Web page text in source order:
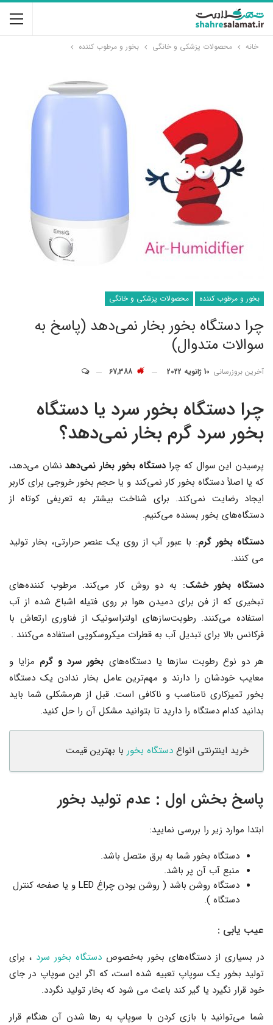
خانه محصولات پزشکی و خانگی بخور و مرطوب کننده
بخور و مرطوب کننده محصولات پزشکی و خانگی
چرا دستگاه بخور بخار نمی‌دهد (پاسخ به
سوالات متدوال)
آخرین بروزرسانی 10 ژانویه 2022 67,388
چرا دستگاه بخور سرد یا دستگاه
بخور سرد گرم بخار نمی‌دهد؟
پرسیدن این سوال که چرادستگاه بخور بخار نمی‌دهدنشان می‌دهد،
که یا اصلاً دستگاه بخور کار نمی‌کند و یا حجم بخور خروجی برای کاربر
ایجاد رضایت نمی‌کند. برای شناخت بیشتر به تعریفی کوتاه از
دستگاه‌های بخور بسنده می‌کنیم.
دستگاه بخور گرم: با عبور آب از روی یک عنصر حرارتی، بخار تولید
می کنند.
دستگاه بخور خشک: به دو روش کار می‌کند. مرطوب کننده‌های
تبخیری که از فن برای دمیدن هوا بر روی فتیله اشباع شده از آب
استفاده می‌کنند. رطوبت‌سازهای اولتراسونیک از فناوری ارتعاش با
فرکانس بالا برای تبدیل آب به قطرات میکروسکوپی استفاده می‌کنند .
هر دو نوع رطوبت‌ سازها یا دستگاه‌های بخور سرد و گرم مزایا و
معایب خودشان را دارند و مهم‌ترین عامل بخار ندادن یک دستگاه
بخور تمیزکاری نامناسب و ناکافی است. قبل از هرمشکلی شما باید
بدانید کدام دستگاه را دارید تا بتوانید مشکل آن را حل کنید.
خرید اینترنتی انواع دستگاه بخور با بهترین قیمت
پاسخ بخش اول : عدم تولید بخور
ابتدا موارد زیر را بررسی نمایید:
دستگاه بخور شما به برق متصل باشد.
منبع آب آن پر باشد.
دستگاه روشن باشد ( روشن بودن چراغ LED و یا صفحه کنترل
دستگاه ).
عیب یابی :
در بسیاری از دستگاه‌های بخور به‌خصوص دستگاه بخور سرد ، برای
تولید بخور یک سوپاپ تعبیه شده است، که اگر این سوپاپ در جای
خود قرار نگیرد یا گیر کند باعث می شود که بخار تولید نگردد.
شما می‌توانید با بازی کردن با سوپاپ به رها شدن آن هنگام قرار